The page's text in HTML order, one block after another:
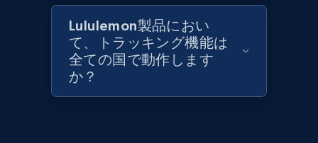
Lowes.com - Gather data on products using
specified keywords
URL, Domain, Marketplace pn, Sku, Other pn,
Lululemon製品におい
て、トラッキング機能は
全ての国で動作します
か？